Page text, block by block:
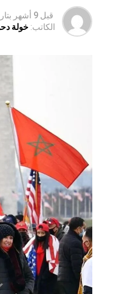
قبل 9 أشهر
الكاتب: خولة